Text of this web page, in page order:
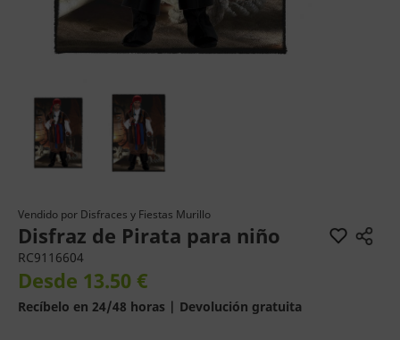
Vendido por Disfraces y Fiestas Murillo
Disfraz de Pirata para niño
RC9116604
Desde 13.50 €
Recíbelo en 24/48 horas | Devolución gratuita